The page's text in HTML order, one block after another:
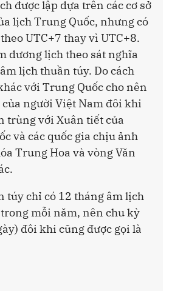
được lập dựa trên các cơ sở
lịch Trung Quốc, nhưng có
UTC+7 thay vì UTC+8.
dương lịch theo sát nghĩa
lịch thuần túy. Do cách
với Trung Quốc cho nên
người Việt Nam đôi khi
trùng với Xuân tiết của
và các quốc gia chịu ảnh
Trung Hoa và vòng Văn
túy chỉ có 12 tháng âm lịch
mỗi năm, nên chu kỳ
đôi khi cũng được gọi là